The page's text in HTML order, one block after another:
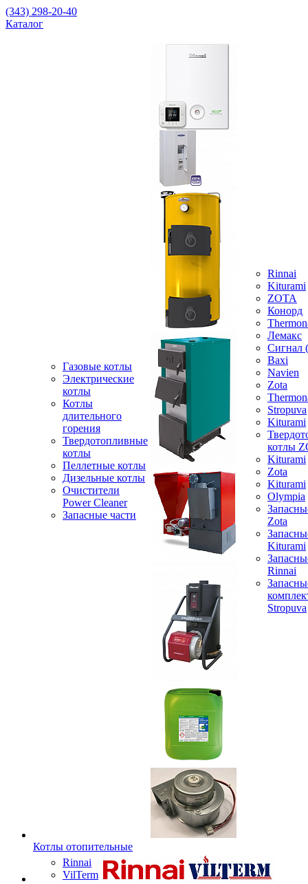
(343) 298-20-40
Каталог
Газовые котлы
Электрические
котлы
Котлы
длительного
горения
Твердотопливные
котлы
Пеллетные котлы
Дизельные котлы
Очистители
Power Cleaner
Запасные части
Rinnai
Kiturami
ZOTA
Конорд
Лемакс
Baxi
Navien
Zota
Stropuva
Kiturami
котлы
Kiturami
Zota
Kiturami
Olympia
Zota
Kiturami
Rinnai
Stropuva
Котлы отопительные
Rinnai
VilTerm